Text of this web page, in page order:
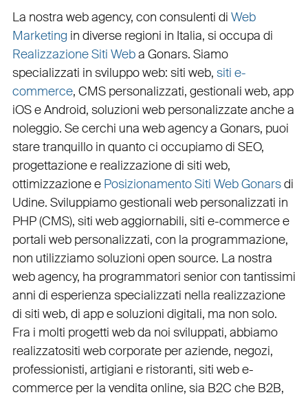
La nostra web agency, con consulenti di Web
Marketing in diverse regioni in Italia, si occupa di
Realizzazione Siti Weba Gonars. Siamo
specializzati in sviluppo web: siti web, siti e-
commerce, CMS personalizzati, gestionali web, app
iOS e Android, soluzioni web personalizzateanche a
noleggio. Se cerchi una web agency a Gonars, puoi
stare tranquillo in quanto ci occupiamo di SEO,
progettazione e realizzazione di siti web,
ottimizzazionee Posizionamento Siti Web Gonarsdi
Udine. Sviluppiamogestionali web personalizzati in
PHP(CMS), siti web aggiornabili, siti e-commercee
portali web personalizzati, con la programmazione,
non utilizziamo soluzioni open source. La nostra
web agency, ha programmatori senior con tantissimi
anni di esperienza specializzati nella realizzazione
di siti web, di app e soluzioni digitali, ma non solo.
Fra i molti progetti web da noi sviluppati, abbiamo
realizzatositi web corporateperaziende, negozi,
professionisti, artigiani e ristoranti, siti web e-
commerceper la vendita online, sia B2C che B2B,